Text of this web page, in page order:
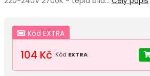
Kód EXTRA
104 Kč Kód EXTRA